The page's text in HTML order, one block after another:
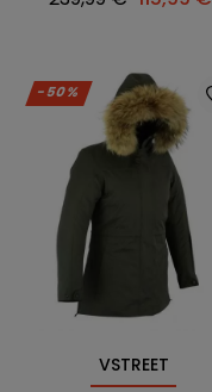
-50%
VSTREET